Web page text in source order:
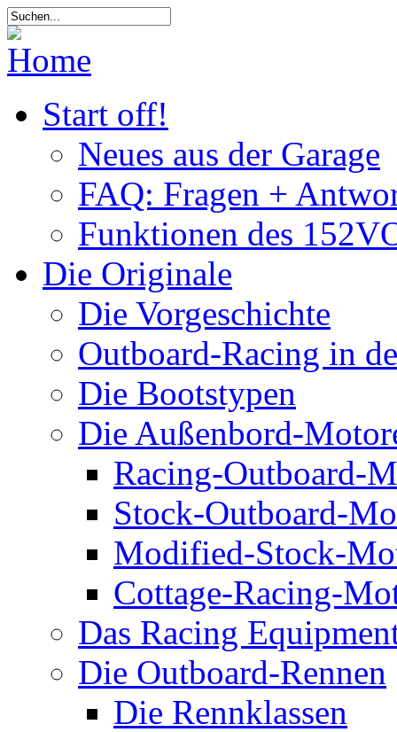
Start off!
Neues aus der Garage
FAQ: Fragen +
Funktionen des
Die Originale
Die Vorgeschichte
Outboard-Racing in
Die Bootstypen
Die Außenbord-
Racing-Outboard-
Stock-Outboard-
Modified-Stock-
Cottage-Racing-
Das Racing
Die Outboard-Rennen
Die Rennklassen